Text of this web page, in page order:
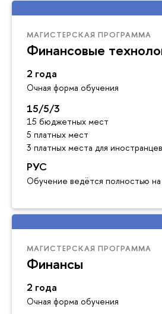
МАГИСТЕРСКАЯ ПРОГРАММА
Финансовые
2 года
Очная форма обучения
15/5/3
15 бюджетных мест
5 платных мест
3 платных места для иностранцев
РУС
Обучение ведётся полностью на
МАГИСТЕРСКАЯ ПРОГРАММА
Финансы
2 года
Очная форма обучения